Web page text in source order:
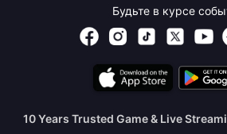
Будьте в курсе
10 Years Trusted Game & Live